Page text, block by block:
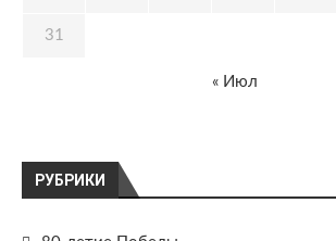
РУБРИКИ
31
« Июл